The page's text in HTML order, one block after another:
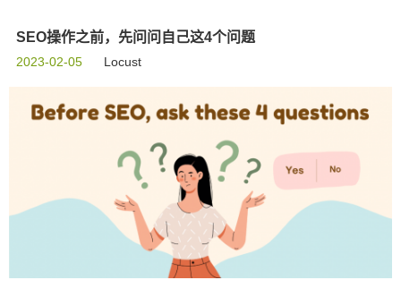
SEO操作之前，先问问自己这4个问题
2023-02-05 Locust